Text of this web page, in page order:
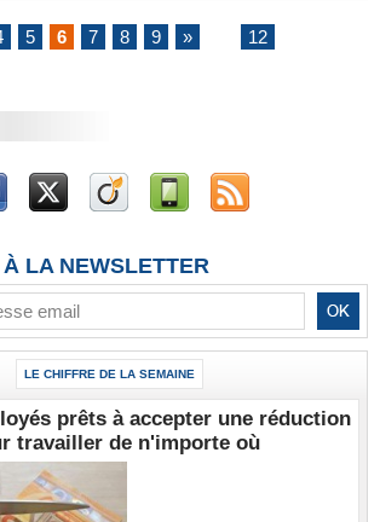
5 6 7 8 9 » 12
LA NEWSLETTER
LE CHIFFRE DE LA SEMAINE
prêts à accepter une réduction
travailler de n'importe où